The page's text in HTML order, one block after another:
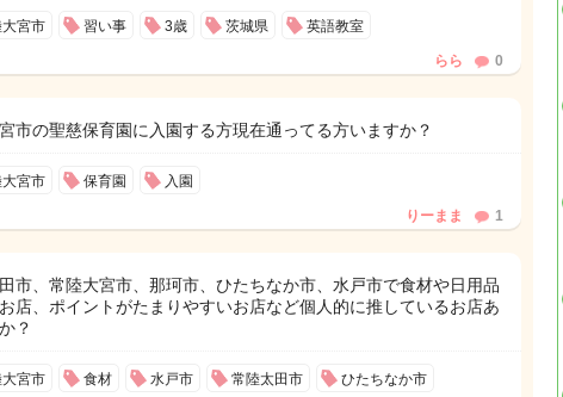
宮市 習い事 3歳 茨城県 英語教室
らら 0
市の聖慈保育園に入園する方現在通ってる方いますか？
宮市 保育園 入園
りーまま 1
市、常陸大宮市、那珂市、ひたちなか市、水戸市で食材や日用品
店、ポイントがたまりやすいお店など個人的に推しているお店あ
？
宮市 食材 水戸市 常陸太田市 ひたちなか市